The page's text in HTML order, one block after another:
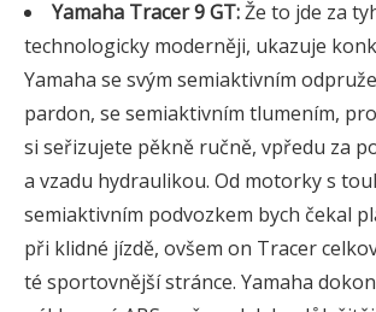
Yamaha Tracer 9 GT:Že to jde za
technologicky moderněji, ukazuje
Yamaha se svým semiaktivním
pardon, se semiaktivním tlumením,
si seřizujete pěkně ručně, vpředu za
a vzadu hydraulikou. Od motorky s
semiaktivním podvozkem bych čekal
při klidné jízdě, ovšem on Tracer
té sportovnější stránce. Yamaha